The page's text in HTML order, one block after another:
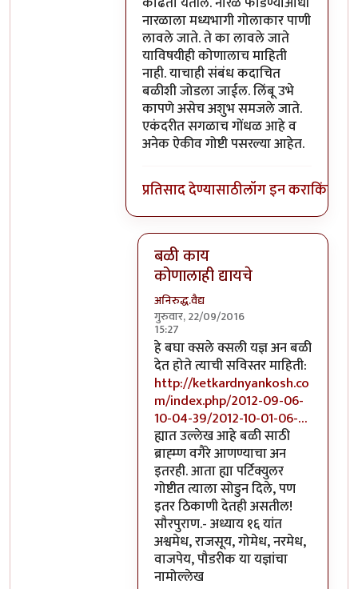
नारळाला मध्यभागी गोलाकार पाणी
लावले जाते. ते का लावले जाते
याविषयीही कोणालाच माहिती
नाही. याचाही संबंध कदाचित
बळीशी जोडला जाईल. लिंबू उभे
कापणे असेच अशुभ समजले जाते.
एकंदरीत सगळाच गोंधळ आहे व
अनेक ऐकीव गोष्टी पसरल्या आहेत.
प्रतिसाद देण्यासाठीलॉग इन कराकिंवा
बळी काय
कोणालाही द्यायचे
अनिरुद्ध.वैद्य
गुरुवार, 22/09/2016
15:27
In reply toपरंतु नारळ फोडणे म्हणजे
हे बघा क्सले क्सली यज्ञ अन बळी
देत होते त्याची सविस्तर माहिती:
http://ketkardnyankosh.co
m/index.php/2012-09-06-
10-04-39/2012-10-01-06-…
ह्यात उल्लेख आहे बळी साठी
ब्राह्म्ण वगैरे आणण्याचा अन
इतरही. आता ह्या पर्टिक्युलर
गोष्टीत त्याला सोडुन दिले, पण
इतर ठिकाणी देतही असतील!
सौरपुराण.- अध्याय १६ यांत
अश्वमेध, राजसूय, गोमेध, नरमेध,
वाजपेय, पौडरीक या यज्ञांचा
नामोल्लेख